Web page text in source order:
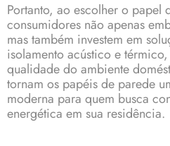
Portanto, ao escolher o papel
consumidores não apenas
mas também investem em
isolamento acústico e
qualidade do ambiente
tornam os papéis de parede
moderna para quem busca
energética em sua residência.